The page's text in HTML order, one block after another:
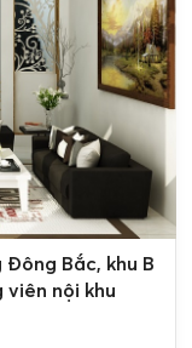
Bắc, khu B
viên nội khu